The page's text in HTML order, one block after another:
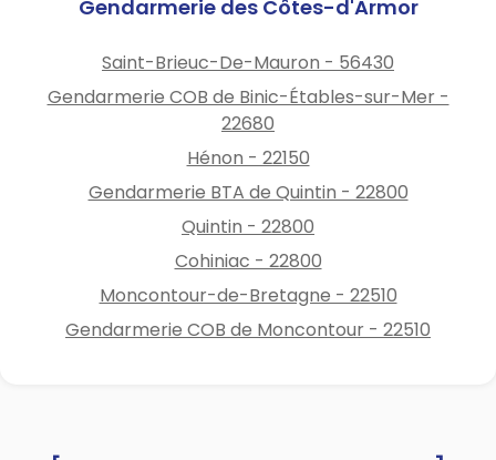
Gendarmerie des Côtes-d'Armor
Saint-Brieuc-De-Mauron - 56430
Gendarmerie COB de Binic-Étables-sur-Mer -
22680
Hénon - 22150
Gendarmerie BTA de Quintin - 22800
Quintin - 22800
Cohiniac - 22800
Moncontour-de-Bretagne - 22510
Gendarmerie COB de Moncontour - 22510